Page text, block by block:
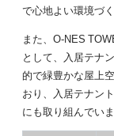
で心地よい環境づ
また、O-NES
として、入居テナ
的で緑豊かな屋上
おり、入居テナン
にも取り組んでいま